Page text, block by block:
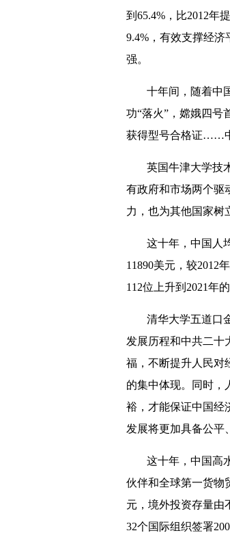
到65.4%，比2012年
9.4%，有效支撑经
强。
十年间，随着中
功“落火”，嫦娥四号
获得型号合格证……
英国牛津大学技
有政府和市场两个驱
力，也为其他国家树
这十年，中国人
11890美元，较2012
112位上升到2021年
清华大学五道口
发展历程和中共二十
福，不断提升人民对
的集中体现。同时，
裕，才能保证中国经
发展将更加具备公平
这十年，中国高
伙伴和全球第一货物
元，境外投资存量由
32个国际组织签署